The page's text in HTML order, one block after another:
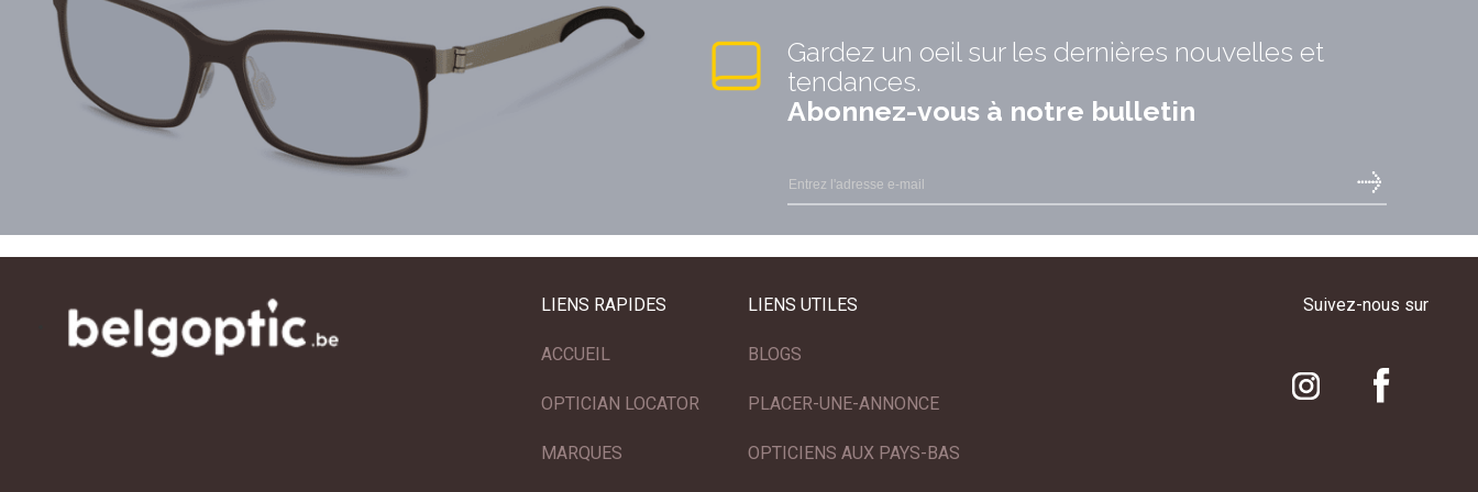
Gardez un oeil sur les dernières nouvelles et
tendances.
Abonnez-vous à notre bulletin
LIENS RAPIDES
ACCUEIL
OPTICIAN LOCATOR
MARQUES
LIENS UTILES
BLOGS
PLACER-UNE-ANNONCE
OPTICIENS AUX PAYS-BAS
Suivez-nous sur